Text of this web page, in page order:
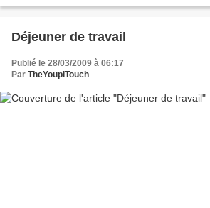
Déjeuner de travail
Publié le 28/03/2009 à 06:17
Par TheYoupiTouch